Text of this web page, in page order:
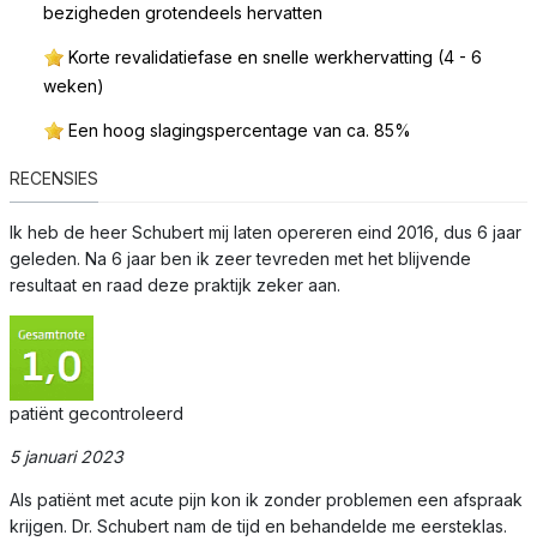
bezigheden grotendeels hervatten
Korte revalidatiefase en snelle werkhervatting (4 - 6
weken)
Een hoog slagingspercentage van ca. 85%
RECENSIES
Ik heb de heer Schubert mij laten opereren eind 2016, dus 6 jaar
geleden. Na 6 jaar ben ik zeer tevreden met het blijvende
resultaat en raad deze praktijk zeker aan.
patiënt gecontroleerd
5 januari 2023
Als patiënt met acute pijn kon ik zonder problemen een afspraak
krijgen. Dr. Schubert nam de tijd en behandelde me eersteklas.